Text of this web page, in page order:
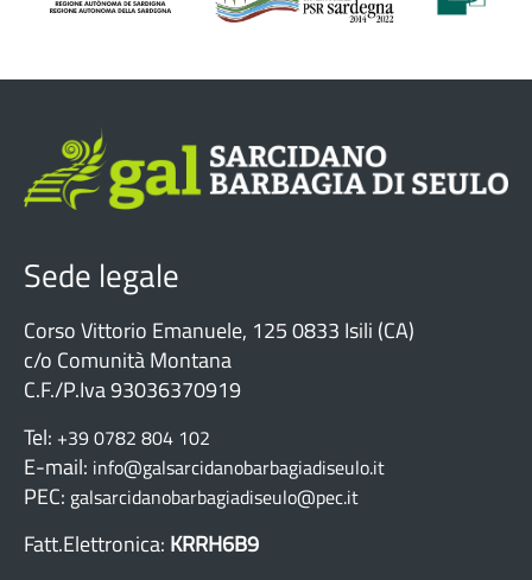
Sede legale
Corso Vittorio Emanuele, 125 0833 Isili (CA)
c/o Comunità Montana
C.F./P.Iva 93036370919
Tel: +39 0782 804 102
E-mail: info@galsarcidanobarbagiadiseulo.it
PEC: galsarcidanobarbagiadiseulo@pec.it
Fatt.Elettronica: KRRH6B9